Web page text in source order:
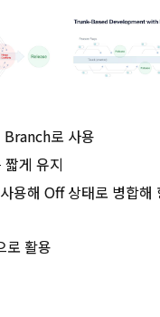
로 사용
게 유지
용해 Off 상태로 병합해
로 활용